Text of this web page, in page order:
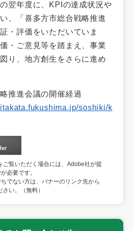
翌年度に、KPIの達成状況や
、「喜多方市総合戦略推進
・評価をいただいていま
・ご意見等を踏まえ、事業
り、地方創生をさらに進め
推進会議の開催経過
soshiki/k
ご覧いただく場合には、Adobe社が提
必要です。
でない方は、バナーのリンク先から
い。（無料）